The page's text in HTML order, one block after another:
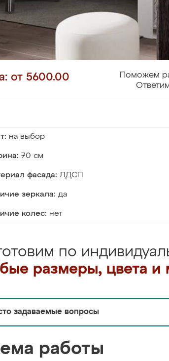
от 5600.00
Поможем
на выбор
70 см
фасада: ЛДСП
зеркала: да
колес: нет
по
размеры, цвета и
задаваемые вопросы
работы